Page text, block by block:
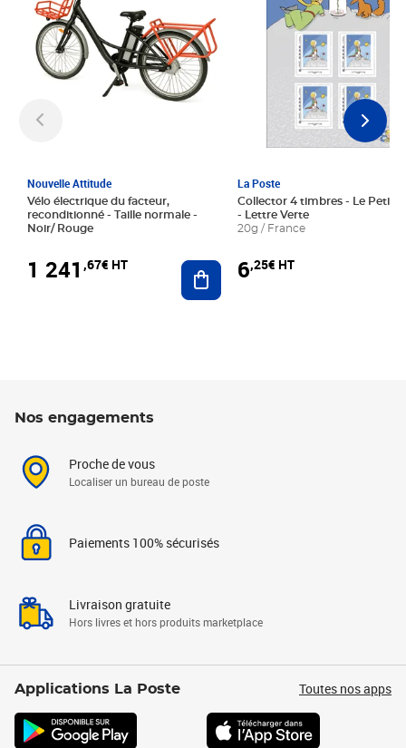
Nouvelle Attitude
Vélo électrique du facteur,
reconditionné - Taille normale -
Noir/ Rouge
1 241 ,67€ HT Ajouter au panier
La Poste
Collector 4 timbres - Le Petit
- Lettre Verte
20g / France
6,25€ HT
Nos engagements
Proche de vous
Localiser un bureau de poste
Paiements 100% sécurisés
Livraison gratuite
Hors livres et hors produits marketplace
Applications La Poste Toutes nos apps